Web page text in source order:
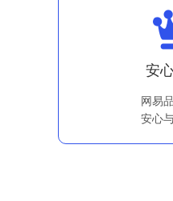
安
网易
安心